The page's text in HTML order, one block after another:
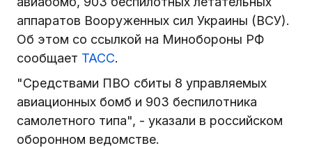
аппаратов Вооруженных сил Украины (ВСУ).
Об этом со ссылкой на Минобороны РФ
сообщает ТАСС.
"Средствами ПВО сбиты 8 управляемых
авиационных бомб и 903 беспилотника
самолетного типа", - указали в российском
оборонном ведомстве.